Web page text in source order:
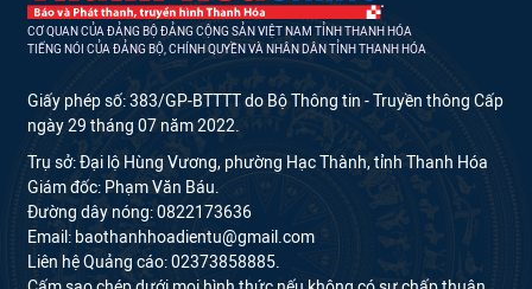
CƠ QUAN CỦA ĐẢNG BỘ ĐẢNG CỘNG SẢN VIỆT NAM TỈNH THANH HÓA
TIẾNG NÓI CỦA ĐẢNG BỘ, CHÍNH QUYỀN VÀ NHÂN DÂN TỈNH THANH HÓA
Giấy phép số: 383/GP-BTTTT do Bộ Thông tin - Truyền thông Cấp
ngày 29 tháng 07 năm 2022.
Trụ sở: Đại lộ Hùng Vương, phường Hạc Thành, tỉnh Thanh Hóa
Giám đốc: Phạm Văn Báu.
Đường dây nóng: 0822173636
Email: baothanhhoadientu@gmail.com
Liên hệ Quảng cáo: 02373858885.